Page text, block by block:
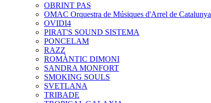
OBRINT PAS
OMAC Orquestra de Músiques d'Arrel de Catalunya
OVIDI4
PIRAT'S SOUND SISTEMA
PONCELAM
RAZZ
ROMÀNTIC DIMONI
SANDRA MONFORT
SMOKING SOULS
SVETLANA
TRIBADE